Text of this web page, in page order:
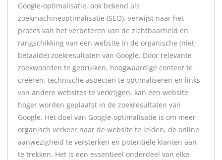
Google-optimalisatie, ook bekend als
zoekmachineoptimalisatie (SEO), verwijst naar het
proces van het verbeteren van de zichtbaarheid en
rangschikking van een website in de organische (niet-
betaalde) zoekresultaten van Google. Door relevante
zoekwoorden te gebruiken, hoogwaardige content te
creëren, technische aspecten te optimaliseren en links
van andere websites te verkrijgen, kan een website
hoger worden geplaatst in de zoekresultaten van
Google. Het doel van Google-optimalisatie is om meer
organisch verkeer naar de website te leiden, de online
aanwezigheid te versterken en potentiële klanten aan
te trekken. Het is een essentieel onderdeel van elke